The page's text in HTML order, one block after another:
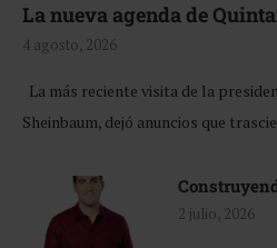
La nueva agenda de
4 agosto, 2026
La más reciente visita de la
Sheinbaum, dejó anuncios que
2 julio, 2026